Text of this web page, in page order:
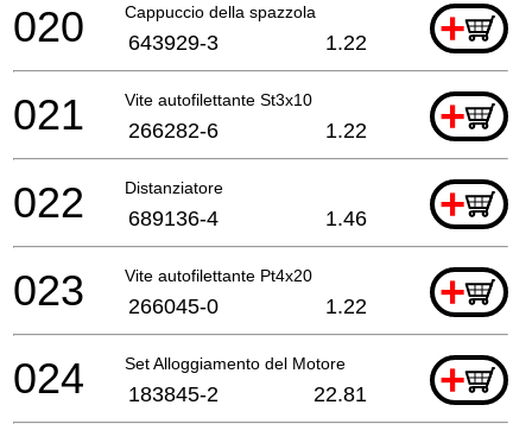
Cappuccio della spazzola +
020 643929-3 1.22
Vite autofilettante St3x10 +
021 266282-6 1.22
Distanziatore +
022 689136-4 1.46
Vite autofilettante Pt4x20 +
023 266045-0 1.22
Set Alloggiamento del Motore +
024 183845-2 22.81